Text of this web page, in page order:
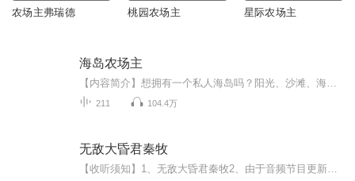
农场主弗瑞德 桃园农场主 星际农场主
海岛农场主
211 104.4万
无敌大昏君秦牧